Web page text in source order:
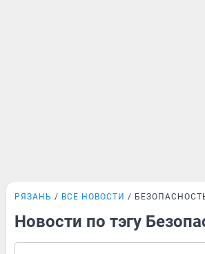
РЯЗАНЬ ВСЕ НОВОСТИ
Новости по тэгу